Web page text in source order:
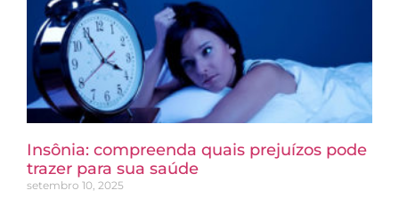
Insônia: compreenda quais prejuízos pode
trazer para sua saúde
setembro 10, 2025